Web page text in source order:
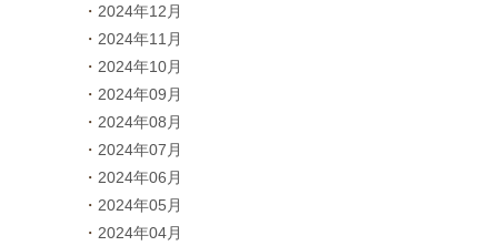
2024年12月
2024年11月
2024年10月
2024年09月
2024年08月
2024年07月
2024年06月
2024年05月
2024年04月